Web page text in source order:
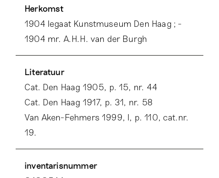
Herkomst
1904 legaat Kunstmuseum Den Haag ; -
1904 mr. A.H.H. van der Burgh
Literatuur
Cat. Den Haag 1905, p. 15, nr. 44
Cat. Den Haag 1917, p. 31, nr. 58
Van Aken-Fehmers 1999, I, p. 110, cat.nr.
19.
inventarisnummer